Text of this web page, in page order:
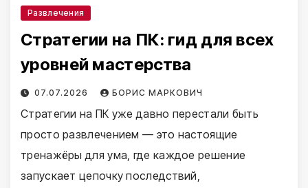
Развлечения
Стратегии на ПК: гид для всех
уровней мастерства
07.07.2026 БОРИС МАРКОВИЧ
Стратегии на ПК уже давно перестали быть
просто развлечением — это настоящие
тренажёры для ума, где каждое решение
запускает цепочку последствий,